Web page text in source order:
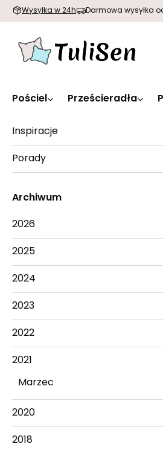
Wysyłka w 24h Darmowa wysyłka
Pościel Prześcieradła
Inspiracje
Porady
Archiwum
2026
2025
2024
2023
2022
2021
Marzec
2020
2018